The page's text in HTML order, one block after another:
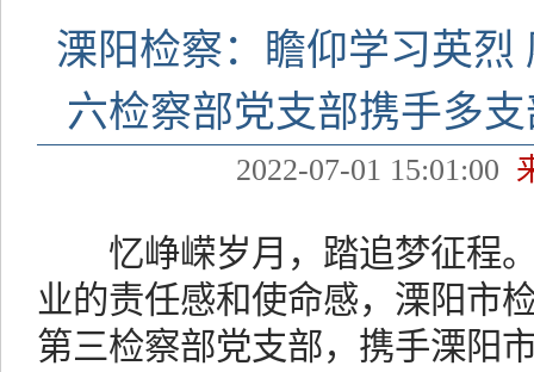
溧阳检察：瞻仰学习英
六检察部党支部携手多
2022-07-01 15:01:00
忆峥嵘岁月，踏追梦征程。
业的责任感和使命感，溧阳市
第三检察部党支部，携手溧阳